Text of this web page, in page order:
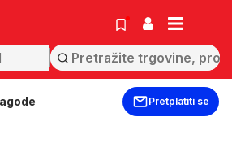
Pretplatiti se